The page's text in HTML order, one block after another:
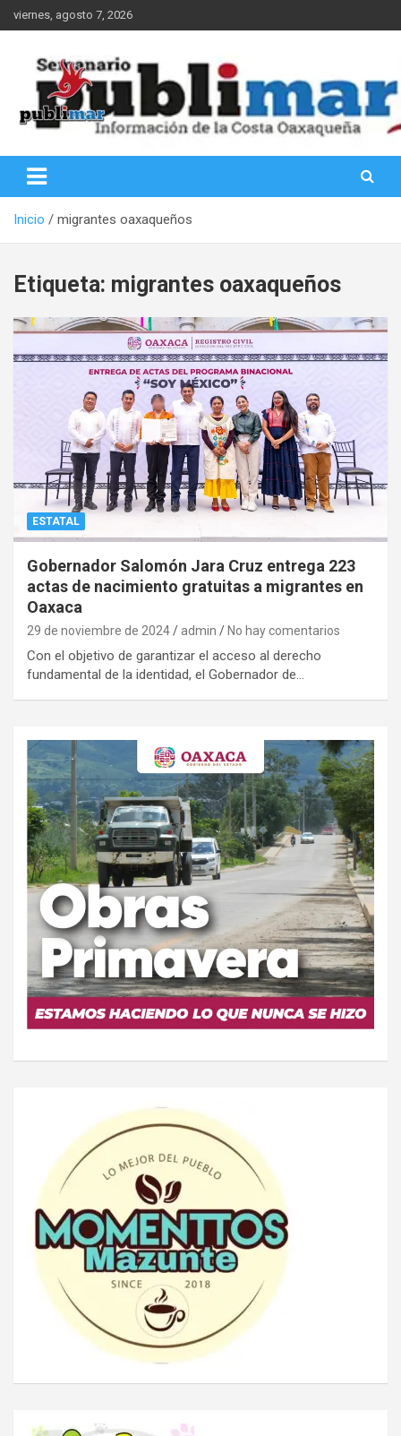
Saltar
al
viernes, agosto 7, 2026
PubliMar
Inicio migrantes oaxaqueños
Etiqueta: migrantes oaxaqueños
ESTATAL
Gobernador Salomón Jara Cruz entrega 223
actas de nacimiento gratuitas a migrantes en
Oaxaca
29 de noviembre de 2024 admin No hay comentarios
Con el objetivo de garantizar el acceso al derecho
fundamental de la identidad, el Gobernador de…